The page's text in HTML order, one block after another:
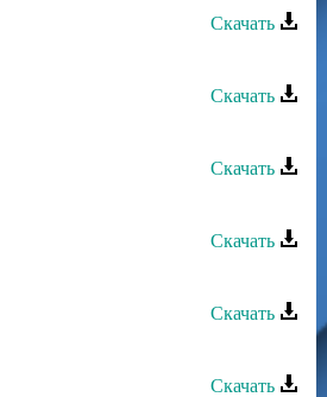
Скачать
Скачать
- Шуточная
Скачать
Скачать
- Друг сердца
Скачать
Скачать